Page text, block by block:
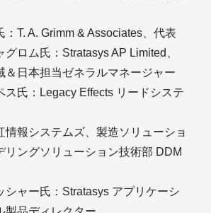
：T. A. Grimm & Associates、代表
グロム氏：Stratasys AP Limited、
＆日本担当ゼネラルマネージャー
ス氏：Legacy Effects リードシステ
情報システムズ、製造ソリューショ
ングソリューション技術部 DDM
シャー氏：Stratasys アプリケーシ